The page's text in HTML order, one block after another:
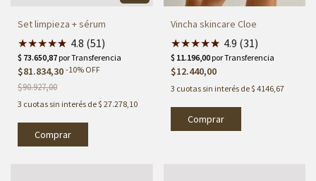
Set limpieza + sérum
★★★★★
★ 4.8 (51)
$81.834,30 -10% OFF
$90.927,00
3 cuotas sin interés de$ 27.278,10
Comprar
Vincha skincare Cloe
★★★★★
★ 4.9 (31)
$12.440,00
3 cuotas sin interés de$ 4146,67